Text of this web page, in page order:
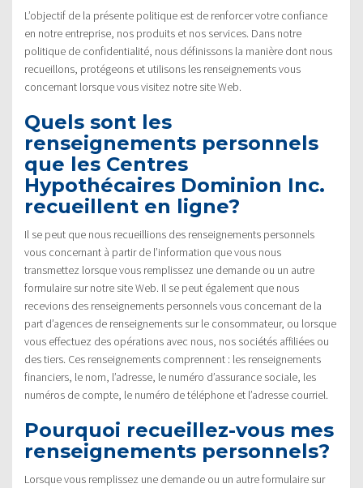
L’objectif de la présente politique est de renforcer votre confiance
en notre entreprise, nos produits et nos services. Dans notre
politique de confidentialité, nous définissons la manière dont nous
recueillons, protégeons et utilisons les renseignements vous
concernant lorsque vous visitez notre site Web.
Quels sont les
renseignements personnels
que les Centres
Hypothécaires Dominion Inc.
recueillent en ligne?
Il se peut que nous recueillions des renseignements personnels
vous concernant à partir de l’information que vous nous
transmettez lorsque vous remplissez une demande ou un autre
formulaire sur notre site Web. Il se peut également que nous
recevions des renseignements personnels vous concernant de la
part d’agences de renseignements sur le consommateur, ou lorsque
vous effectuez des opérations avec nous, nos sociétés affiliées ou
des tiers. Ces renseignements comprennent : les renseignements
financiers, le nom, l’adresse, le numéro d’assurance sociale, les
numéros de compte, le numéro de téléphone et l’adresse courriel.
Pourquoi recueillez-vous mes
renseignements personnels?
Lorsque vous remplissez une demande ou un autre formulaire sur